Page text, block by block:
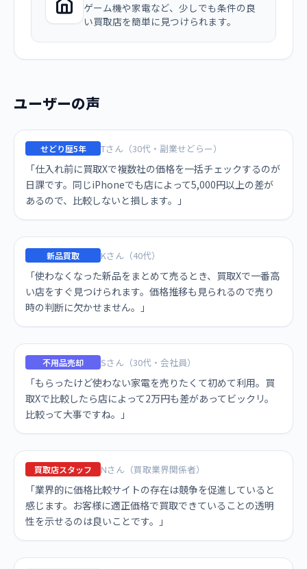
ゲーム機や家電など、少しでも条件の良
い買取店を簡単に見つけられます。
ユーザーの声
せどり歴5年 Tさん（30代・副業せどらー）
「仕入れ前に買取Xで複数社の価格を一括チェックするのが
日課です。同じiPhoneでも店によって5,000円以上の差が
あるので、比較しないと損します。」
新品買取 Kさん（40代）
「使わなくなった新品をまとめて売るとき、買取Xで一番高
い店をすぐ見つけられます。価格推移も見られるので売り
時の判断に欠かせません。」
不用品売却 Sさん（30代・会社員）
「もらったけど使わない家電を売りたくて初めて利用。買
取Xで比較したら店によって2万円も差があってビックリ。
比較って大事ですね。」
買取店スタッフ Nさん（買取業界関係者）
「業界的に価格比較サイトの存在は競争を促進していると
感じます。お客様に適正価格で買取できていることの透明
性を示せるのは良いことです。」